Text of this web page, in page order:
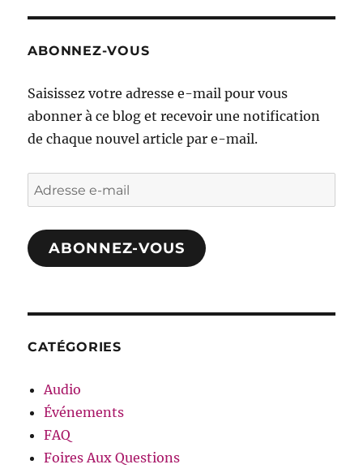
ABONNEZ-VOUS
Saisissez votre adresse e-mail pour vous
abonner à ce blog et recevoir une notification
de chaque nouvel article par e-mail.
Adresse
e-
mail
ABONNEZ-VOUS
CATÉGORIES
Audio
Événements
FAQ
Foires Aux Questions